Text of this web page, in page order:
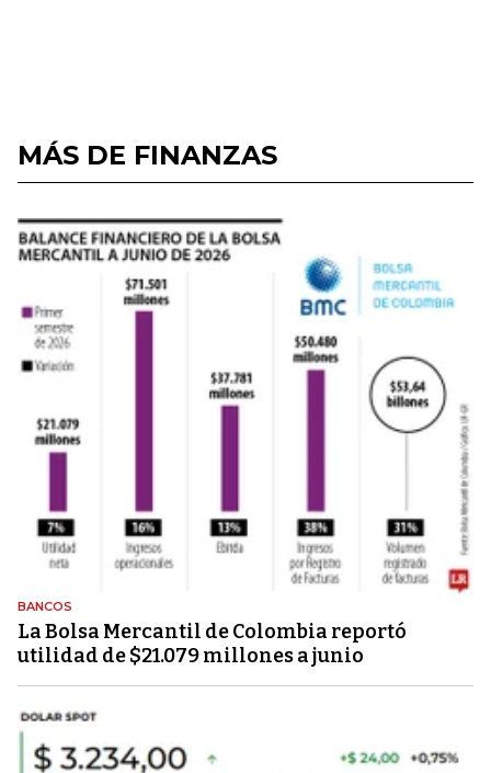
MÁS DE FINANZAS
BANCOS
La Bolsa Mercantil de Colombia reportó
utilidad de $21.079 millones a junio